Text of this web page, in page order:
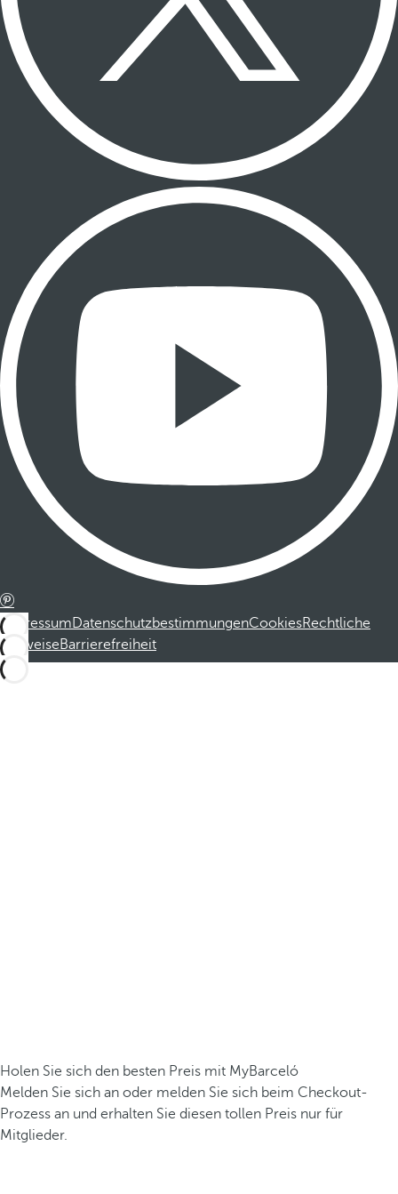
ImpressumDatenschutzbestimmungenCookiesRechtliche
HinweiseBarrierefreiheit
Holen Sie sich den besten Preis mit MyBarceló
Melden Sie sich an oder melden Sie sich beim Checkout-
Prozess an und erhalten Sie diesen tollen Preis nur für
Mitglieder.